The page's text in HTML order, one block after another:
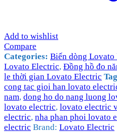
Add to wishlist
Compare
Categories: Biến dòng Lovato
Lovato Electric, Đồng hồ đo
le thời gian Lovato Electric
cong tac gioi han lovato
nam, dong ho do nang luong
lovato electric, lovato electric
electric, nha phan phoi lovato
electric Brand: Lovato Electric